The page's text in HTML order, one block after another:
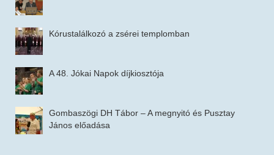
Kórustalálkozó a zsérei templomban
A 48. Jókai Napok díjkiosztója
Gombaszögi DH Tábor – A megnyitó és Pusztay
János előadása